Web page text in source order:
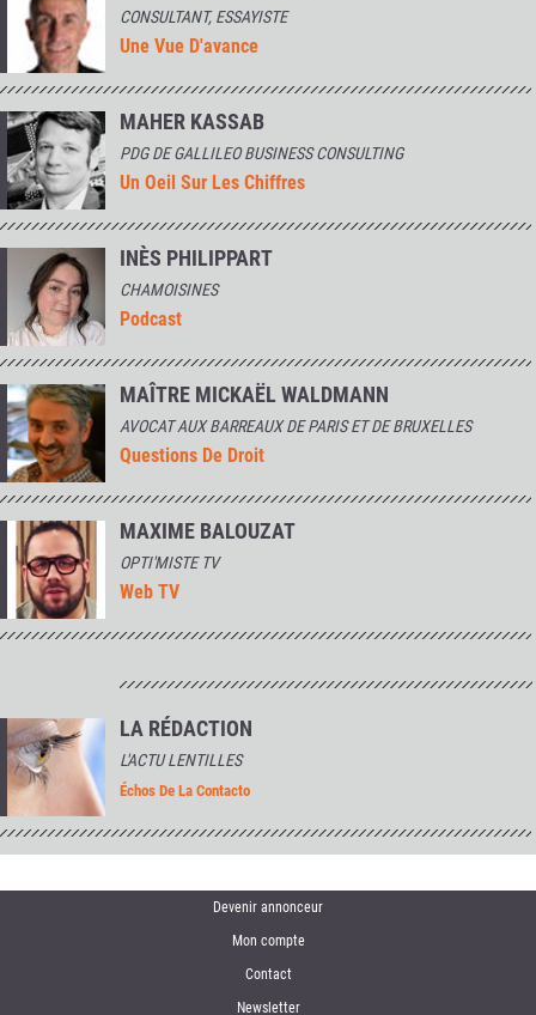
CONSULTANT, ESSAYISTE
Une Vue D'avance
MAHER KASSAB
PDG DE GALLILEO BUSINESS CONSULTING
Un Oeil Sur Les Chiffres
INÈS PHILIPPART
CHAMOISINES
Podcast
MAÎTRE MICKAËL WALDMANN
AVOCAT AUX BARREAUX DE PARIS ET DE BRUXELLES
Questions De Droit
MAXIME BALOUZAT
OPTI'MISTE TV
Web TV
LA RÉDACTION
L'ACTU LENTILLES
Échos De La Contacto
Devenir annonceur
Mon compte
Contact
Newsletter